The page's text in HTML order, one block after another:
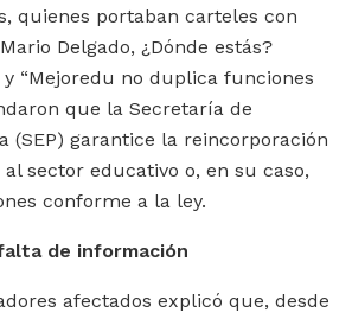
quienes portaban carteles con
Delgado, ¿Dónde estás?
y “Mejoredu no duplica funciones
que la Secretaría de
(SEP) garantice la reincorporación
sector educativo o, en su caso,
conforme a la ley.
de información
afectados explicó que, desde